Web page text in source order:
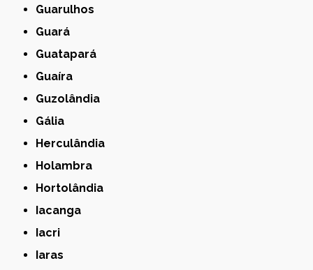
Guarulhos
Guará
Guatapará
Guaíra
Guzolândia
Gália
Herculândia
Holambra
Hortolândia
Iacanga
Iacri
Iaras